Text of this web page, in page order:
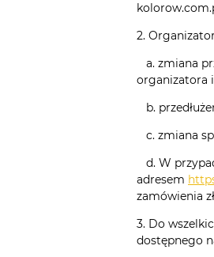
2.
a. zmiana
organizatora
b.
c. zmiana
d. W
adresem
zamówienia
3. Do
dostępnego